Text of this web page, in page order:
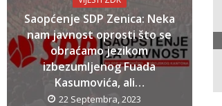
Saopćenje SDP Zenica: Neka
nam javnost oprosti što se
obraćamo jezikom
izbezumljenog Fuada
Kasumovića, ali…
22 Septembra, 2023